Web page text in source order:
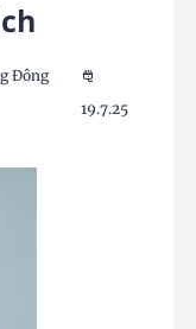
Đông
19.7.25